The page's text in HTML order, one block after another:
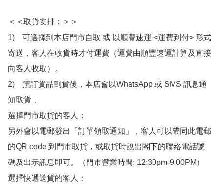
＜＜取貨安排：＞＞
1)　可選擇到本店門市自取 或 以順豐速運 <運費到付> 形式
寄送，客人在收貨時才付運費（運費由順豐速運計算及直接
向客人收取）。
2)　預訂貨品到貨後，本店會以WhatsApp 或 SMS 訊息通
知取貨，
選擇門市取貨的客人：
另外會以電郵發出「訂單領取通知」，客人可以帶同此電郵
的QR code 到門市取貨，或取貨時說出閣下的聯絡電話號
碼及出示訊息即可。（門市營業時間: 12:30pm-9:00PM）
選擇快遞送貨的客人：